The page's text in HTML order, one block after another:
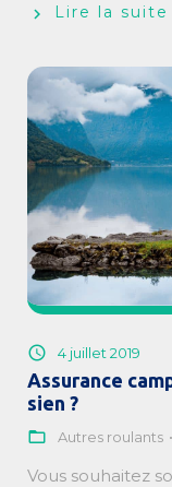
Lire la suite
4 juillet 2019
Assurance
sien ?
Autres roulants
Vous souhaitez